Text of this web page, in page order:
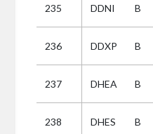
235 DDNI B
236 DDXP B
237 DHEA B
238 DHES B